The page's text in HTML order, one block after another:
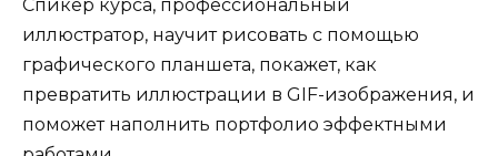
Спикер курса, профессиональный
иллюстратор, научит рисовать с помощью
графического планшета, покажет, как
превратить иллюстрации в GIF-изображения, и
поможет наполнить портфолио эффектными